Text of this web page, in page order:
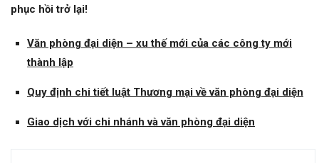
phục hồi trở lại!
Văn phòng đại diện – xu thế mới của các công ty mới
thành lập
Quy định chi tiết luật Thương mại về văn phòng đại diện
Giao dịch với chi nhánh và văn phòng đại diện